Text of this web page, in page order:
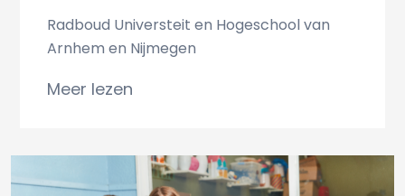
Radboud Universteit en Hogeschool van
Arnhem en Nijmegen
Meer lezen